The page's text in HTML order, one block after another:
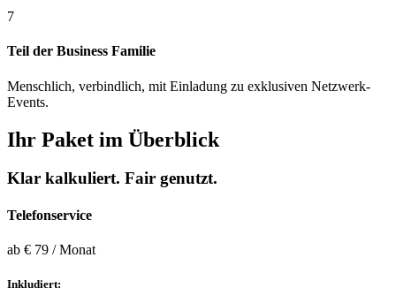
7
Teil der Business Familie
Menschlich, verbindlich, mit Einladung zu exklusiven Netzwerk-
Events.
Ihr Paket im Überblick
Klar kalkuliert. Fair genutzt.
Telefonservice
ab € 79 / Monat
Inkludiert: